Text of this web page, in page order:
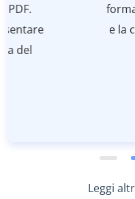
formato. Finora
e la conversione